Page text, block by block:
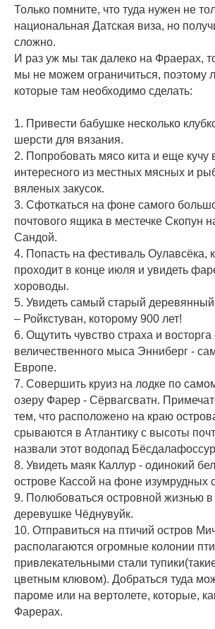
Только помните, что туда нужен не
национальная Датская виза, но
сложно.
И раз уж мы так далеко на Фраерах,
мы не можем ограничиться, поэтому
которые там необходимо сделать:
1. Привести бабушке несколько
шерсти для вязания.
2. Попробовать мясо кита и еще кучу
интересного из местных мясных и
вяленых закусок.
3. Сфоткаться на фоне самого
почтового ящика в местечке Скопун
Сандой.
4. Попасть на фестиваль Оулавсёка,
проходит в конце июля и увидеть
хороводы.
5. Увидеть самый старый
– Ройкстуван, которому 900 лет!
6. Ощутить чувство страха и восторга
величественного мыса Энниберг -
Европе.
7. Совершить круиз на лодке по
озеру Фарер - Сёрвагсватн.
тем, что расположено на краю
срываются в Атлантику с высоты
назвали этот водопад
8. Увидеть маяк Каллур - одинокий
острове Кассой на фоне изумрудных
9. Полюбоваться островной жизнью
деревушке Чёднувуйк.
10. Отправиться на птичий остров
располагаются огромные колонии
привлекательными стали
цветным клювом). Добраться туда
пароме или на вертолете, которые,
Фарерах.